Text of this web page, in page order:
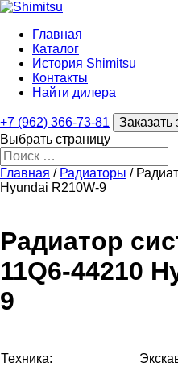
Главная
Каталог
История Shimitsu
Контакты
Найти дилера
+7 (962) 366-73-81
Заказать
Выбрать страницу
Главная / Радиаторы /
Hyundai R210W-9
Радиатор
11Q6-44210
9
Техника: